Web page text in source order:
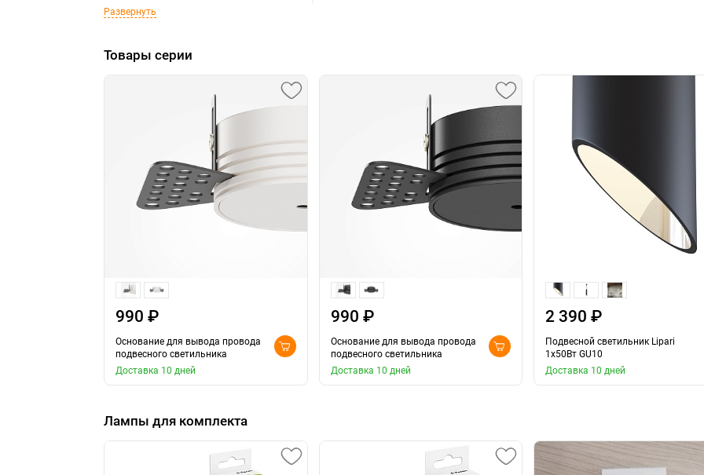
Развернуть
Товары серии
990 ₽
Основание для вывода провода
подвесного светильника
Доставка 10 дней
990 ₽
Основание для вывода провода
подвесного светильника
Доставка 10 дней
2 390 ₽
Подвесной светильник Lipari
1x50Вт GU10
Доставка 10 дней
Лампы для комплекта